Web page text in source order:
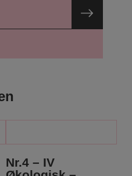
Nr.4 – IV